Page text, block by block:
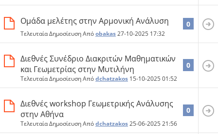
Ομάδα μελέτης στην Αρμονική Ανάλυση
Τελευταία Δημοσίευση Απόobakas27-10-2025 17:32
0
Διεθνές Συνέδριο Διακριτών Μαθηματικών
και Γεωμετρίας στην Μυτιλήνη
Τελευταία Δημοσίευση Απόdchatzakos 15-10-2025 01:52
0
Διεθνές workshop Γεωμετρικής Ανάλυσης
στην Αθήνα
Τελευταία Δημοσίευση Απόdchatzakos25-06-2025 21:56
0